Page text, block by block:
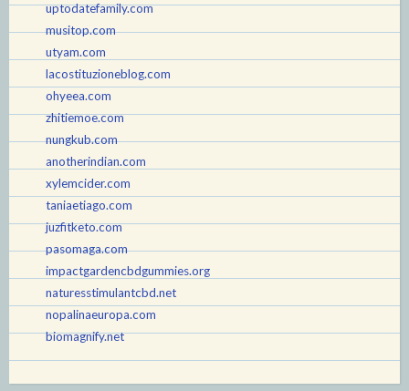
uptodatefamily.com
musitop.com
utyam.com
lacostituzioneblog.com
ohyeea.com
zhitiemoe.com
nungkub.com
anotherindian.com
xylemcider.com
taniaetiago.com
juzfitketo.com
pasomaga.com
impactgardencbdgummies.org
naturesstimulantcbd.net
nopalinaeuropa.com
biomagnify.net